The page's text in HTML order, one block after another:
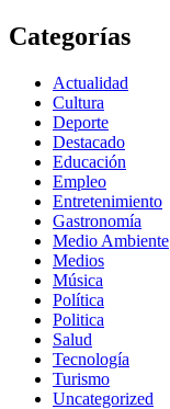
Categorías
Actualidad
Cultura
Deporte
Destacado
Educación
Empleo
Entretenimiento
Gastronomía
Medio Ambiente
Medios
Música
Política
Politica
Salud
Tecnología
Turismo
Uncategorized